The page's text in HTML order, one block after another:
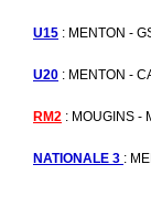
U15 : MENTON -
U20 : MENTON -
RM2 : MOUGINS -
NATIONALE 3 :